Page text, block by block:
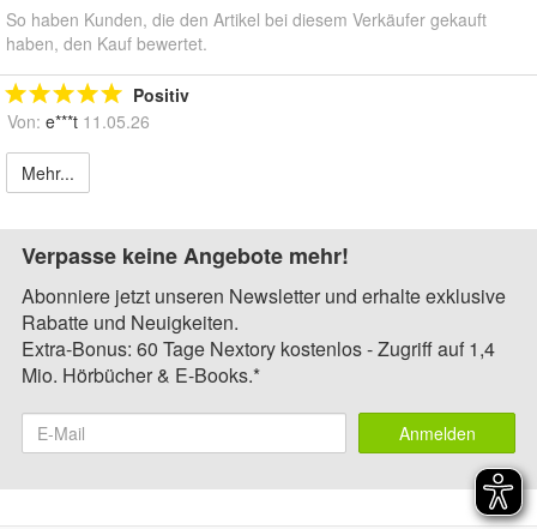
So haben Kunden, die den Artikel bei diesem Verkäufer gekauft
haben, den Kauf bewertet.
Positiv
Von: e***t 11.05.26
Mehr...
Verpasse keine Angebote mehr!
Abonniere jetzt unseren Newsletter und erhalte exklusive
Rabatte und Neuigkeiten.
Extra-Bonus: 60 Tage Nextory kostenlos - Zugriff auf 1,4
Mio. Hörbücher & E-Books.*
Anmelden